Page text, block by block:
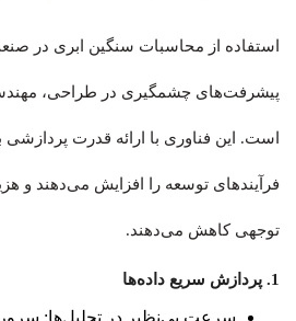
استفاده از محاسبات سنگین ابری در
پیشرفت‌های چشمگیری در طراحی،
است. این فناوری‌ با ارائه قدرت
فرآیندهای توسعه را افزایش می‌دهند و
توجهی کاهش می‌دهند.
1. پردازش سریع داده‌ها